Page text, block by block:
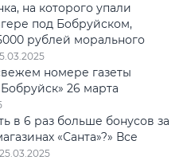
на которого упали
под Бобруйском,
рублей морального
номере газеты
26 марта
в 6 раз больше бонусов за
«Санта»?» Все
25.03.2025